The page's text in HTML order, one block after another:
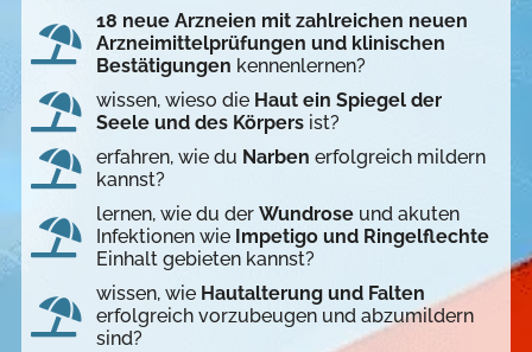
18 neue Arzneien mit zahlreichen neuen
Arzneimittelprüfungen und klinischen
Bestätigungen kennenlernen?
wissen, wieso die Haut ein Spiegel der
Seele und des Körpersist?
erfahren, wie du Narben erfolgreich mildern
kannst?
lernen, wie du der Wundroseund akuten
Infektionen wie Impetigo und Ringelflechte
Einhalt gebieten kannst?
wissen, wie Hautalterung und Falten
erfolgreich vorzubeugen und abzumildern
sind?